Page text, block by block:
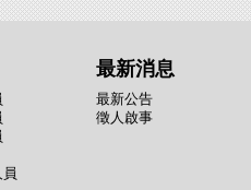
最新消息
最新公告
徵人啟事